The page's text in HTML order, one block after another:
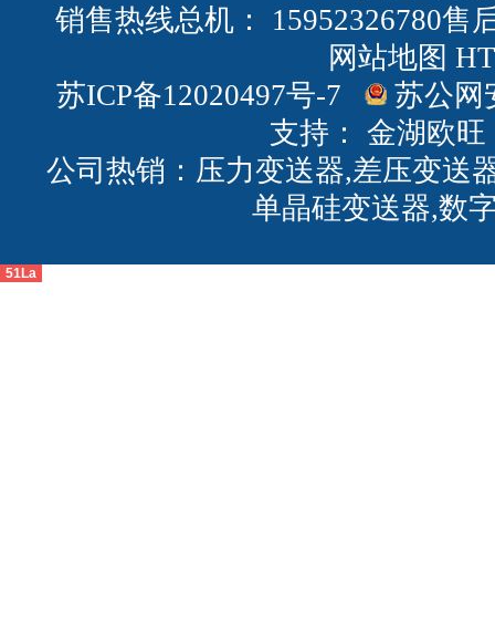
销售热线总机： 15952326780售
网站地图
苏ICP备12020497号-7
苏公网
支持： 金湖欧旺
公司热销：压力变送器,差压变送
单晶硅变送器,数
51La